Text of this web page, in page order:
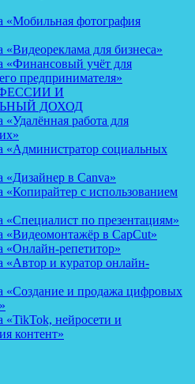
«Мобильная фотография
для бизнеса»
«Финансовый учёт для
предпринимателя»
И
ДОХОД
работа для
«Администратор социальных
«Дизайнер в Canva»
«Копирайтер с использованием
«Специалист по презентациям»
«Видеомонтажёр в CapCut»
«Онлайн-репетитор»
«Автор и куратор онлайн-
«Создание и продажа цифровых
«TikTok, нейросети и
контент»